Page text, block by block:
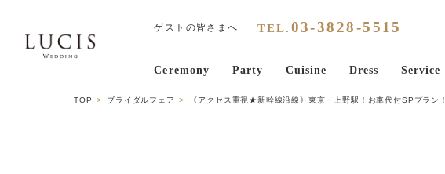
ゲストの皆さまへ TEL. 03-3828-5515
Ceremony Party Cuisine Dress Service
TOP ブライダルフェア 《アクセス重視★新幹線沿線》東京・上野駅！お車代付SPプラン！